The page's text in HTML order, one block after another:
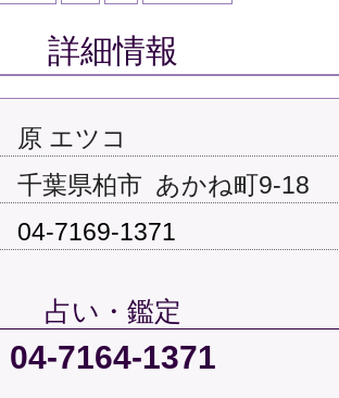
詳細情報
原 エツコ
千葉県柏市 あかね町9-18
04-7169-1371
占い・鑑定
04-7164-1371